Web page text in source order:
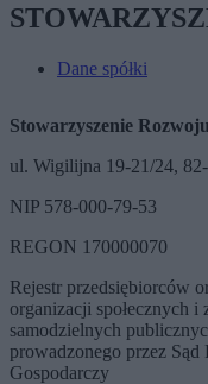
Dane spółki
Stowarzyszenie
ul. Wigilijna 19-21/24,
NIP 578-000-79-53
REGON 170000070
Rejestr przedsiębiorców
organizacji społecznych
samodzielnych
prowadzonego przez
Gospodarczy